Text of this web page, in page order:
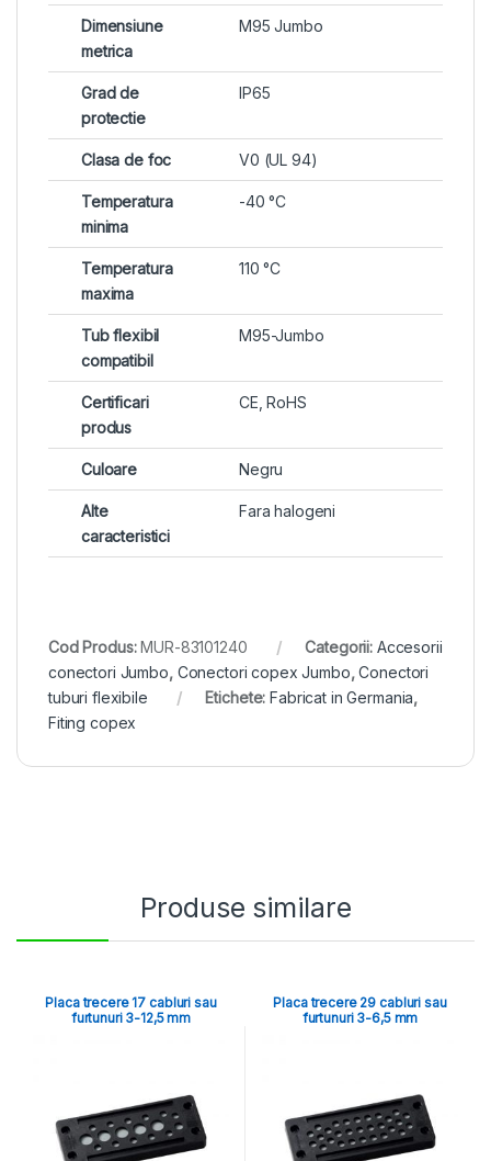
Dimensiune
metrica
M95 Jumbo
Grad de
protectie
IP65
Clasa de foc V0 (UL 94)
Temperatura
minima
-40 °C
Temperatura
maxima
110 °C
Tub flexibil
compatibil
M95-Jumbo
Certificari
produs
CE, RoHS
Culoare Negru
Alte
caracteristici
Fara halogeni
Cod Produs:MUR-83101240 Categorii: Accesorii
conectori Jumbo, Conectori copex Jumbo,Conectori
tuburi flexibile
Etichete:Fabricat in Germania,
Fiting copex
Produse similare
Placa trecere 17 cabluri sau
furtunuri 3-12,5 mm
Placa trecere 29 cabluri sau
furtunuri 3-6,5 mm